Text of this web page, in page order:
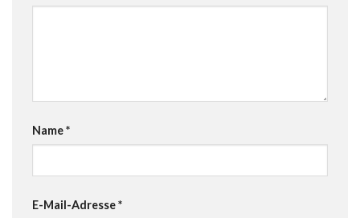
Name*
E-Mail-Adresse*